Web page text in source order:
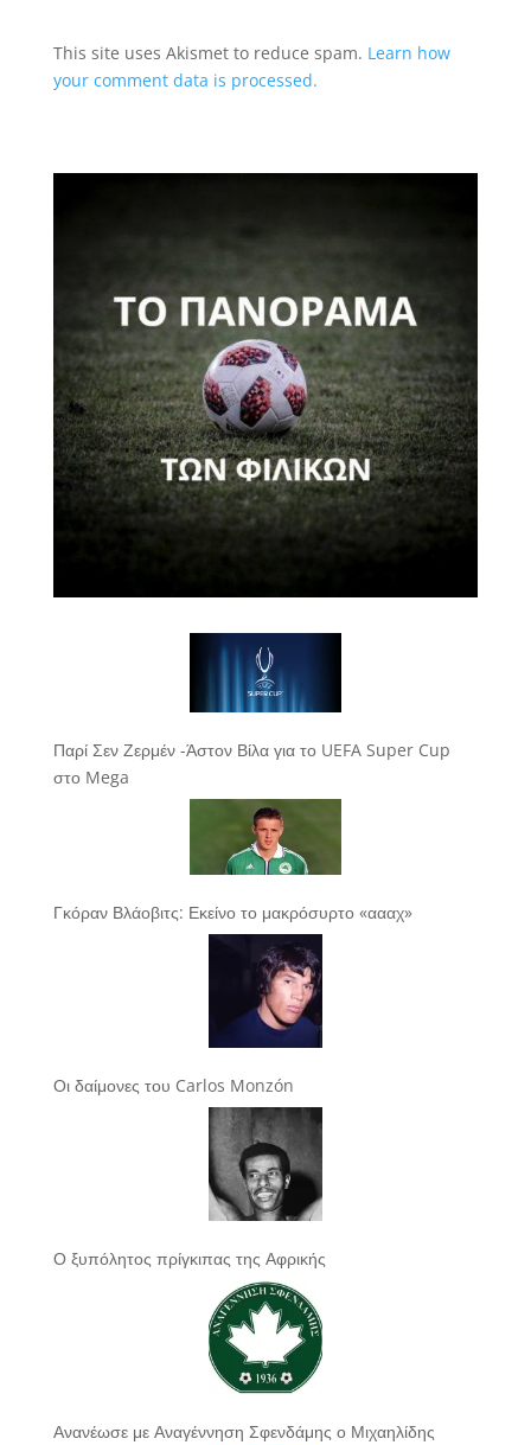
This site uses Akismet to reduce spam. Learn how
your comment data is processed.
Παρί Σεν Ζερμέν -Άστον Βίλα για το UEFA Super Cup
στο Mega
Γκόραν Βλάοβιτς: Εκείνο το μακρόσυρτο «αααχ»
Οι δαίμονες του Carlos Monzón
Ο ξυπόλητος πρίγκιπας της Αφρικής
Ανανέωσε με Αναγέννηση Σφενδάμης ο Μιχαηλίδης